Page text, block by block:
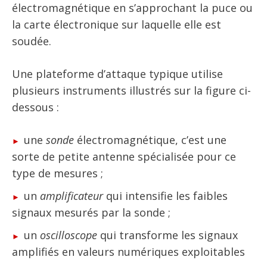
électromagnétique en s’approchant la puce ou
la carte électronique sur laquelle elle est
soudée.
Une plateforme d’attaque typique utilise
plusieurs instruments illustrés sur la figure ci-
dessous :
une sondeélectromagnétique, c’est une
sorte de petite antenne spécialisée pour ce
type de mesures ;
un amplificateurqui intensifie les faibles
signaux mesurés par la sonde ;
un oscilloscopequi transforme les signaux
amplifiés en valeurs numériques exploitables